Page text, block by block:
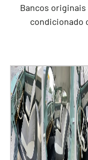
Bancos
condicionado